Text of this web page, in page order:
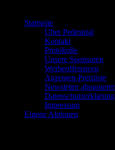
Startseite
Über Pedestrial
Kontakt
Protokolle
Unsere Sponsoren
Werbeoffensiven
Anzeigen-Preisliste
Newsletter
Datenschutzerklärung
Impressum
Eigene Aktionen